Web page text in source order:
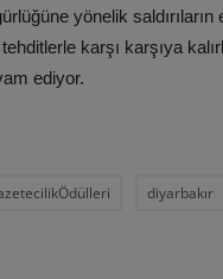
yönelik
karşı karşıya
ediyor.
diyarbakır